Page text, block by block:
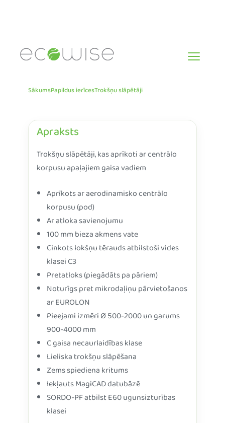
content
SākumsPapildus ierīcesTrokšņu slāpētāji
Apraksts
Trokšņu slāpētāji, kas aprīkoti ar centrālo
korpusu apaļajiem gaisa vadiem
Aprīkots ar aerodinamisko centrālo
korpusu (pod)
Ar atloka savienojumu
100 mm bieza akmens vate
Cinkots lokšņu tērauds atbilstoši vides
klasei C3
Pretatloks (piegādāts pa pāriem)
Noturīgs pret mikrodaļiņu pārvietošanos
ar EUROLON
Pieejami izmēri Ø 500-2000 un garums
900-4000 mm
C gaisa necaurlaidības klase
Lieliska trokšņu slāpēšana
Zems spiediena kritums
Iekļauts MagiCAD datubāzē
SORDO-PF atbilst E60 ugunsizturības
klasei